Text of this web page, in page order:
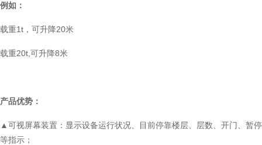
例如：
载重1t，可升降20米
载重20t,可升降8米
产品优势：
▲可视屏幕装置：显示设备运行状况、目前停靠楼层、层数、开门、暂停
等指示；